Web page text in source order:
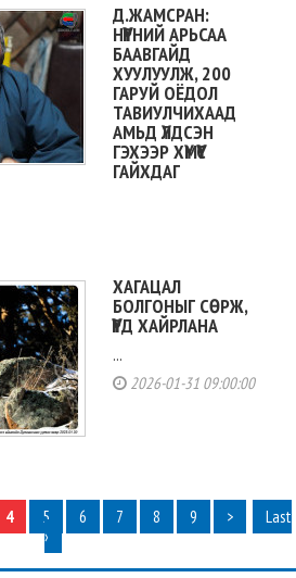
Д.ЖАМСРАН:
НҮҮРНИЙ АРЬСАА
БААВГАЙД
ХУУЛУУЛЖ, 200
ГАРУЙ ОЁДОЛ
ТАВИУЛЧИХААД
АМЬД ҮЛДСЭН
ГЭХЭЭР ХҮМҮҮС
ГАЙХДАГ
ХАГАЦАЛ
БОЛГОНЫГ СӨРЖ,
ҮҮРД ХАЙРЛАНА
...
2026-01-31 09:00:00
4 5 6 7 8 9 >
Last
›